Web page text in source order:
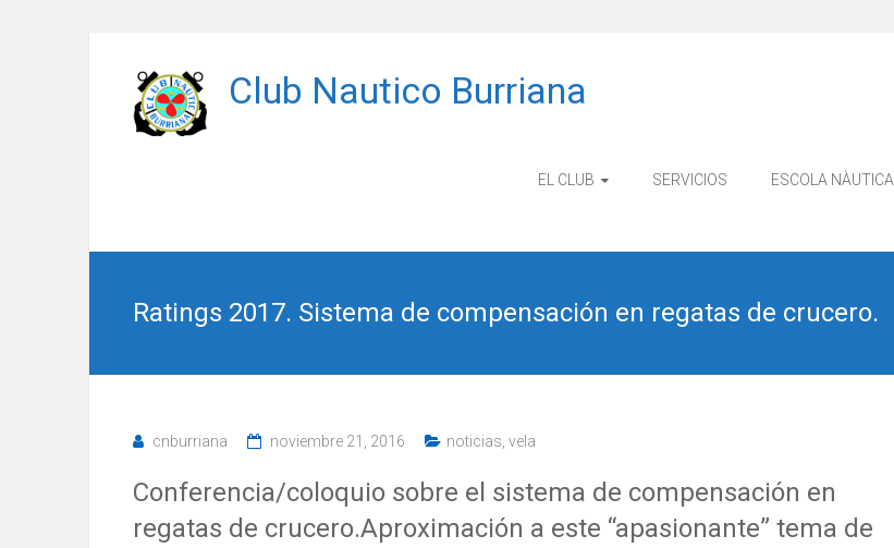
contenido
Club Nautico Burriana
EL CLUB SERVICIOS ESCOLA NÀUTICA
Ratings 2017. Sistema de compensación en regatas de crucero.
cnburriana noviembre 21, 2016 noticias vela
Conferencia/coloquio sobre el sistema de compensación en
regatas de crucero.Aproximación a este “apasionante” tema de